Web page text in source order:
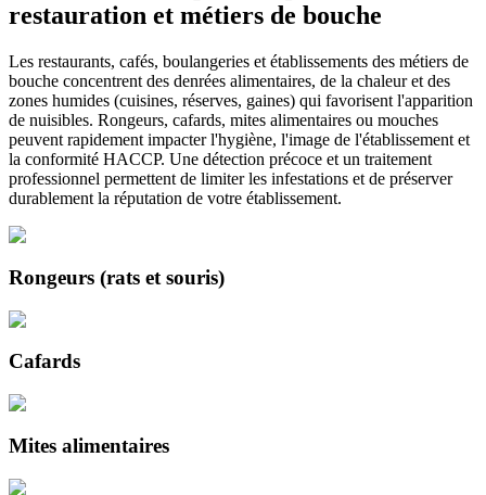
restauration et métiers de bouche
Les restaurants, cafés, boulangeries et établissements des métiers de
bouche concentrent des denrées alimentaires, de la chaleur et des
zones humides (cuisines, réserves, gaines) qui favorisent l'apparition
de nuisibles. Rongeurs, cafards, mites alimentaires ou mouches
peuvent rapidement impacter l'hygiène, l'image de l'établissement et
la conformité HACCP. Une détection précoce et un traitement
professionnel permettent de limiter les infestations et de préserver
durablement la réputation de votre établissement.
Rongeurs (rats et souris)
Cafards
Mites alimentaires